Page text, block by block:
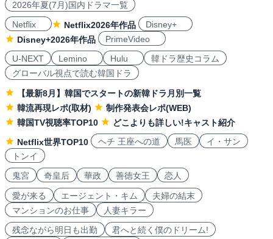
2026年夏(7月)国内ドラマ一覧
Netflix
Netflix2026年作品
Disney+
Disney+2026年作品
PrimeVideo
U-NEXT
Lemino Hulu
韓ドラ歴史コラム
グローバル視点で読む韓国ドラ
【最新8月】韓国でスタートの新韓ドラ月別一覧
韓流再現レポ(取材)
制作発表会レポ(WEB)
韓国TV視聴率TOP10
どこよりも詳しい!キャスト紹介
Netflix世界TOP10
ヘチ 王座への道 馬医
イ・サン
トンイ
鬼宮
奇皇后 華政 善徳女王 恋人
愛が来る エージェント・キム
夫婦の結末
マンションのお仕事
人妻キラー
残念ながら明日も出勤
君へと続く僕のドリーム!